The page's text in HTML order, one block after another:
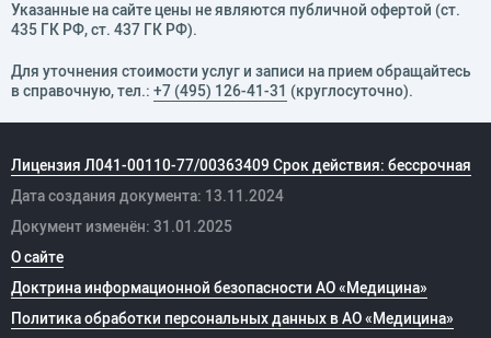
Указанные на сайте цены не являются публичной офертой (ст.
435 ГК РФ, cт. 437 ГК РФ).
Для уточнения стоимости услуг и записи на прием обращайтесь
в справочную, тел.: +7 (495) 126-41-31 (круглосуточно).
Лицензия Л041-00110-77/00363409 Срок действия: бессрочная
Дата создания документа: 13.11.2024
Документ изменён: 31.01.2025
О сайте
Доктрина информационной безопасности АО «Медицина»
Политика обработки персональных данных в АО «Медицина»